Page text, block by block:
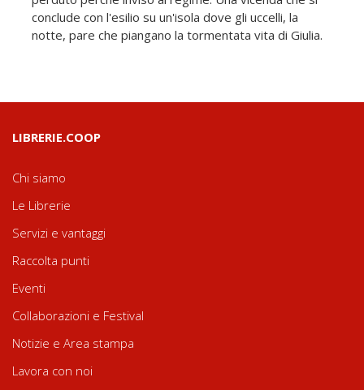
conclude con l'esilio su un'isola dove gli uccelli, la
notte, pare che piangano la tormentata vita di Giulia.
LIBRERIE.COOP
Chi siamo
Le Librerie
Servizi e vantaggi
Raccolta punti
Eventi
Collaborazioni e Festival
Notizie e Area stampa
Lavora con noi